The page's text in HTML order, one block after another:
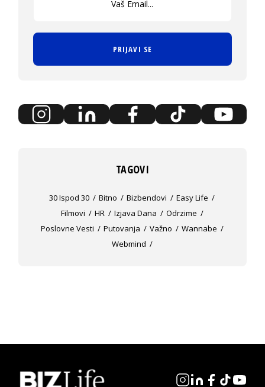
PRIJAVI SE
TAGOVI
30 Ispod 30 Bitno Bizbendovi
Easy Life
Filmovi
HR Izjava Dana
Odrzime
Poslovne Vesti
Putovanja Važno
Wannabe
Webmind